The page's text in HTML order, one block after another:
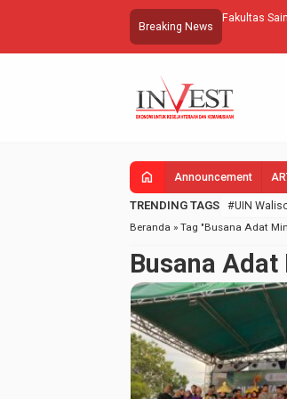
Breaking News
Fakultas
home Announcement
TRENDING TAGS #UIN
Beranda » Tag "Busana Adat
Busana Adat